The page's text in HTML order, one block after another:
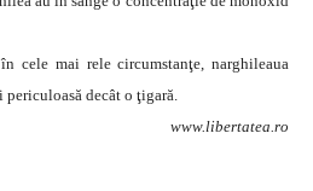
cele mai rele circumstanţe, narghileaua
decât o ţigară.
www.libertatea.ro